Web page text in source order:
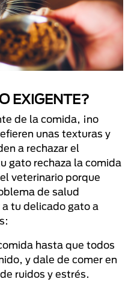
EXIGENTE?
de la comida, ¡no
unas texturas y
a rechazar el
gato rechaza la comida
veterinario porque
de salud
tu delicado gato a
hasta que todos
y dale de comer en
ruidos y estrés.